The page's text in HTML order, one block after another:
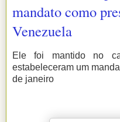
mandato como
Venezuela
Ele foi mantido no
estabeleceram um
de janeiro